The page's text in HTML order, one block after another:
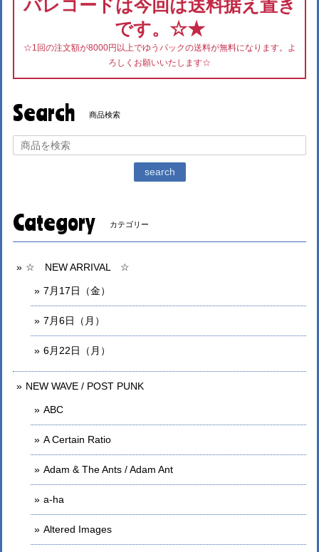
バレコードは今回は送料据え置き
です。☆★
☆1回の注文額が8000円以上でゆうパックの送料が無料になります。よ
ろしくお願いいたします☆
Search 商品検索
search
Category カテゴリー
☆ NEW ARRIVAL ☆
7月17日（金）
7月6日（月）
6月22日（月）
NEW WAVE / POST PUNK
ABC
A Certain Ratio
Adam & The Ants / Adam Ant
a-ha
Altered Images